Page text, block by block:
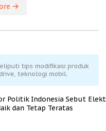
tips modifikasi produk
teknologi mobil.
Politik Indonesia Sebut
dan Tetap Teratas